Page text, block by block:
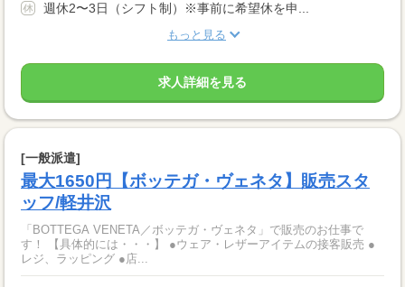
週休2〜3日（シフト制）※事前に希望休を申...
もっと見る
求人詳細を見る
[一般派遣]
最大1650円【ボッテガ・ヴェネタ】販売スタ
ッフ/軽井沢
「BOTTEGA VENETA／ボッテガ・ヴェネタ」で販売のお仕事で
す！ 【具体的には・・・】 ●ウェア・レザーアイテムの接客販売 ●
レジ、ラッピング ●店...